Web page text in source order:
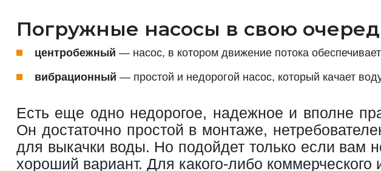
Погружные насосы в свою
центробежный — насос, в котором движение потока
вибрационный — простой и недорогой насос, который качает
Есть еще одно недорогое, надежное и вполне
Он достаточно простой в монтаже,
для выкачки воды. Но подойдет только если
хороший вариант. Для какого-либо